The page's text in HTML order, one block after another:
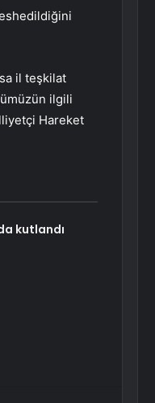
il teşkilat
ilgili
Hareket
kutlandı